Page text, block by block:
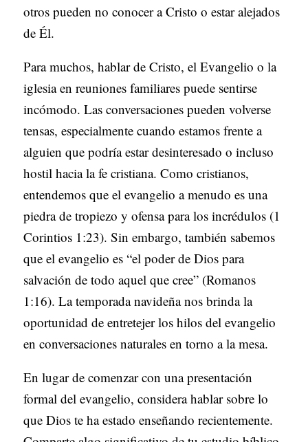
otros pueden no conocer a Cristo o estar alejados
de Él.
Para muchos, hablar de Cristo, el Evangelio o la
iglesia en reuniones familiares puede sentirse
incómodo. Las conversaciones pueden volverse
tensas, especialmente cuando estamos frente a
alguien que podría estar desinteresado o incluso
hostil hacia la fe cristiana. Como cristianos,
entendemos que el evangelio a menudo es una
piedra de tropiezo y ofensa para los incrédulos (1
Corintios 1:23). Sin embargo, también sabemos
que el evangelio es “el poder de Dios para
salvación de todo aquel que cree” (Romanos
1:16). La temporada navideña nos brinda la
oportunidad de entretejer los hilos del evangelio
en conversaciones naturales en torno a la mesa.
En lugar de comenzar con una presentación
formal del evangelio, considera hablar sobre lo
que Dios te ha estado enseñando recientemente.